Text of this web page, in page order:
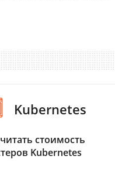
Kubernetes
стоимость
Kubernetes